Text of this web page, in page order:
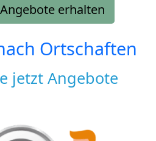
erhalten
Ortschaften
jetzt Angebote